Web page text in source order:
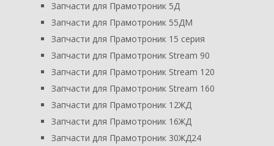
Запчасти для Прамотроник 5Д
Запчасти для Прамотроник 55ДМ
Запчасти для Прамотроник 15 серия
Запчасти для Прамотроник Stream 90
Запчасти для Прамотроник Stream 120
Запчасти для Прамотроник Stream 160
Запчасти для Прамотроник 12ЖД
Запчасти для Прамотроник 16ЖД
Запчасти для Прамотроник 30ЖД24